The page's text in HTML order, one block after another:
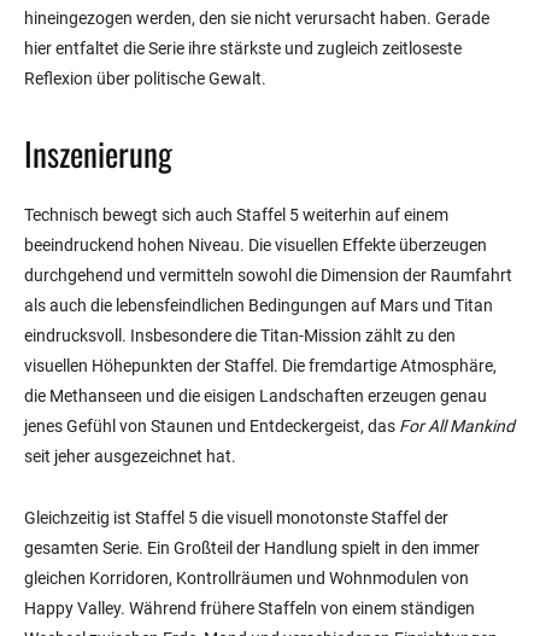
hineingezogen werden, den sie nicht verursacht haben. Gerade
hier entfaltet die Serie ihre stärkste und zugleich zeitloseste
Reflexion über politische Gewalt.
Inszenierung
Technisch bewegt sich auch Staffel 5 weiterhin auf einem
beeindruckend hohen Niveau. Die visuellen Effekte überzeugen
durchgehend und vermitteln sowohl die Dimension der Raumfahrt
als auch die lebensfeindlichen Bedingungen auf Mars und Titan
eindrucksvoll. Insbesondere die Titan-Mission zählt zu den
visuellen Höhepunkten der Staffel. Die fremdartige Atmosphäre,
die Methanseen und die eisigen Landschaften erzeugen genau
jenes Gefühl von Staunen und Entdeckergeist, das For All Mankind
seit jeher ausgezeichnet hat.
Gleichzeitig ist Staffel 5 die visuell monotonste Staffel der
gesamten Serie. Ein Großteil der Handlung spielt in den immer
gleichen Korridoren, Kontrollräumen und Wohnmodulen von
Happy Valley. Während frühere Staffeln von einem ständigen